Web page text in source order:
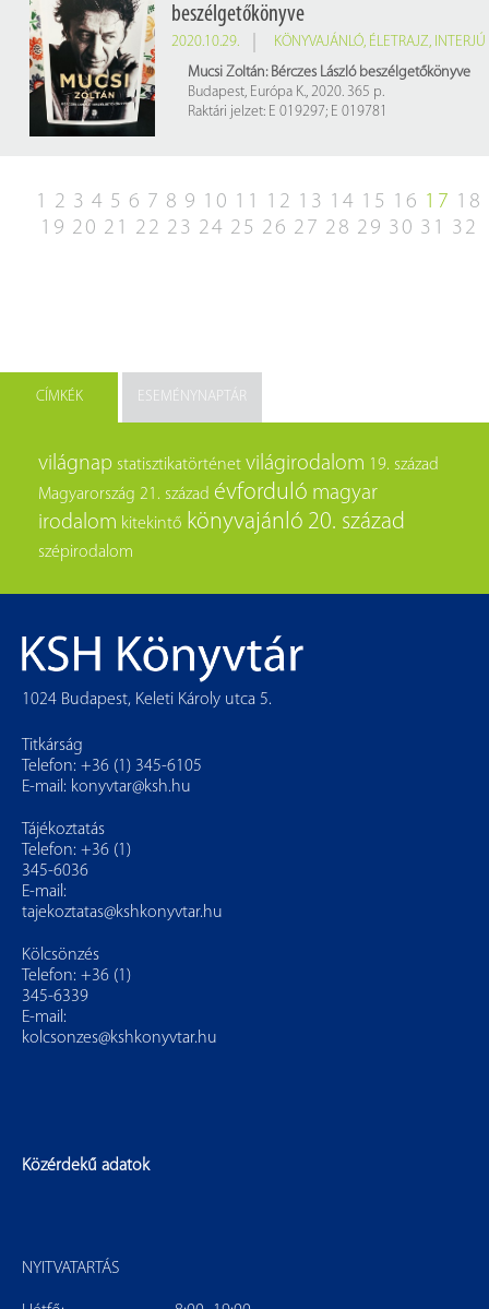
beszélgetőkönyve
2020.10.29. KÖNYVAJÁNLÓ, ÉLETRAJZ, INTERJÚ
Mucsi Zoltán: Bérczes László beszélgetőkönyve
Budapest, Európa K., 2020. 365 p.
Raktári jelzet: E 019297; E 019781
1 2 3 4 5 6 7 8 9 10 11 12 13 14 15 16 17 18
19 20 21 22 23 24 25 26 27 28 29 30 31 32
CÍMKÉK ESEMÉNYNAPTÁR
világnap statisztikatörténet világirodalom 19. század
Magyarország 21. század évforduló magyar
irodalom kitekintő könyvajánló 20. század
szépirodalom
1024 Budapest, Keleti Károly utca 5.
Titkárság
Telefon: +36 (1) 345-6105
E-mail: konyvtar@ksh.hu
Tájékoztatás
Telefon: +36 (1)
345-6036
E-mail:
tajekoztatas@kshkonyvtar.hu
Kölcsönzés
Telefon: +36 (1)
345-6339
E-mail:
kolcsonzes@kshkonyvtar.hu
Közérdekű adatok
NYITVATARTÁS